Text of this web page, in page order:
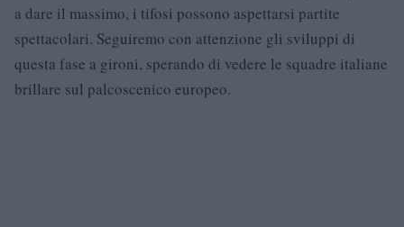
a dare il massimo, i tifosi possono aspettarsi partite
spettacolari. Seguiremo con attenzione gli sviluppi di
questa fase a gironi, sperando di vedere le squadre italiane
brillare sul palcoscenico europeo.